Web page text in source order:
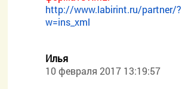
http://www.labirint.ru/partner/?
w=ins_xml
Илья
10 февраля 2017 13:19:57